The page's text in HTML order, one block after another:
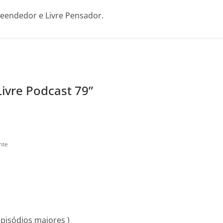
e Livre Pensador.
Podcast 79”
maiores )